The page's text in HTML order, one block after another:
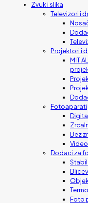
Zvuk i slika
Televizori i
Projektori i
MIT
Fotoaparati
Bez
Dodaci za
Foto